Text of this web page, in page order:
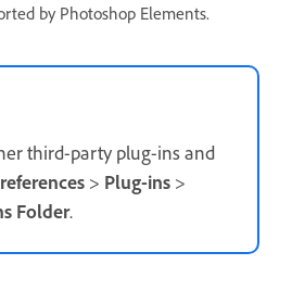
by Photoshop Elements.
third-party plug-ins and
> Plug-ins >
Folder.